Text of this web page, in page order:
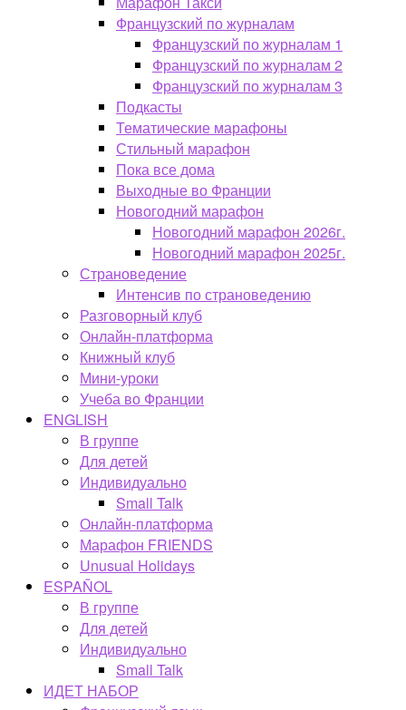
Французский по журналам
Французский по журналам 1
Французский по журналам 2
Французский по журналам 3
Подкасты
Тематические марафоны
Стильный марафон
Пока все дома
Выходные во Франции
Новогодний марафон
Новогодний марафон 2026г.
Новогодний марафон 2025г.
Страноведение
Интенсив по страноведению
Разговорный клуб
Онлайн-платформа
Книжный клуб
Мини-уроки
Учеба во Франции
ENGLISH
В группе
Для детей
Индивидуально
Small Talk
Онлайн-платформа
Марафон FRIENDS
Unusual Holidays
ESPAÑOL
В группе
Для детей
Индивидуально
Small Talk
ИДЕТ НАБОР